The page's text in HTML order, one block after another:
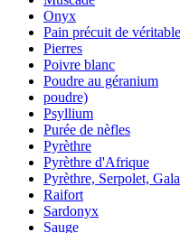
Onyx
Pain précuit de
Pierres
Poivre blanc
Poudre au géranium
poudre)
Psyllium
Purée de nèfles
Pyrèthre
Pyrèthre d'Afrique
Pyrèthre, Serpolet,
Raifort
Sardonyx
Sauge